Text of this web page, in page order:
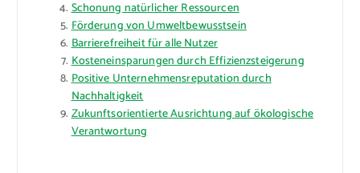
Schonung natürlicher Ressourcen
Förderung von Umweltbewusstsein
Barrierefreiheit für alle Nutzer
Kosteneinsparungen durch Effizienzsteigerung
Positive Unternehmensreputation durch
Nachhaltigkeit
Zukunftsorientierte Ausrichtung auf ökologische
Verantwortung